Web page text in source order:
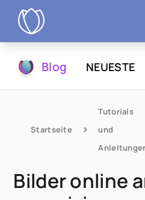
Blog NEUESTE
Startseite
Tutorials
und
Bilder online